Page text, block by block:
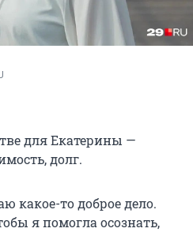
для Екатерины —
долг.
какое-то доброе дело.
я помогла осознать,